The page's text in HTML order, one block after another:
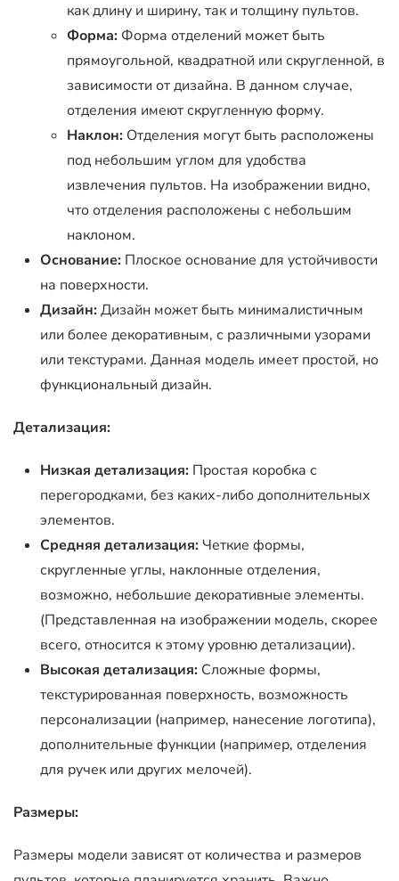
как длину и ширину, так и толщину пультов.
Форма: Форма отделений может быть
прямоугольной, квадратной или скругленной, в
зависимости от дизайна. В данном случае,
отделения имеют скругленную форму.
Наклон: Отделения могут быть расположены
под небольшим углом для удобства
извлечения пультов. На изображении видно,
что отделения расположены с небольшим
наклоном.
Основание: Плоское основание для устойчивости
на поверхности.
Дизайн:Дизайн может быть минималистичным
или более декоративным, с различными узорами
или текстурами. Данная модель имеет простой, но
функциональный дизайн.
Детализация:
Низкая детализация: Простая коробка с
перегородками, без каких-либо дополнительных
элементов.
Средняя детализация: Четкие формы,
скругленные углы, наклонные отделения,
возможно, небольшие декоративные элементы.
(Представленная на изображении модель, скорее
всего, относится к этому уровню детализации).
Высокая детализация: Сложные формы,
текстурированная поверхность, возможность
персонализации (например, нанесение логотипа),
дополнительные функции (например, отделения
для ручек или других мелочей).
Размеры:
Размеры модели зависят от количества и размеров